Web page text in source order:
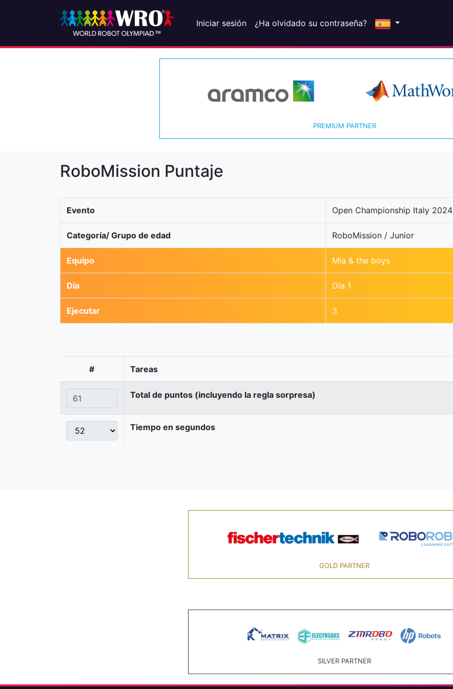
Iniciar sesión ¿Ha olvidado su contraseña?
PREMIUM PARTNER
RoboMission Puntaje
Evento Open Championship Italy 2024
Categoría/ Grupo de edad RoboMission / Junior
Equipo Mia & the boys
Día Día 1
Ejecutar 3
# Tareas
Total de puntos (incluyendo la regla sorpresa)
Tiempo en segundos
GOLD PARTNER
SILVER PARTNER